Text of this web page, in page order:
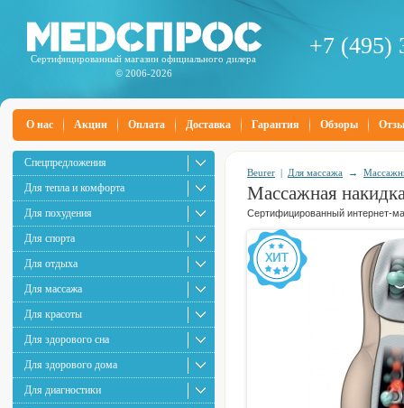
Сертифицированный магазин официального дилера
© 2006-2026
+7 (495)
О нас Акции Оплата Доставка Гарантия Обзоры
Спецпредложения
Для тепла и комфорта
Для похудения
Для спорта
Для отдыха
Для массажа
Для красоты
Для здорового сна
Для здорового дома
Для диагностики
Beurer | Для массажа →
Массажная
Сертифицированный интернет-